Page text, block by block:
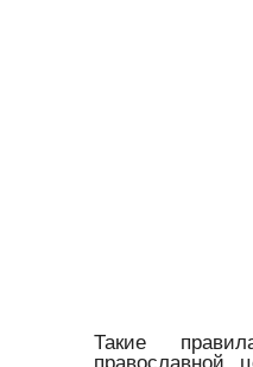
Такие
православной